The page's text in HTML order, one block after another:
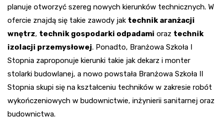
planuje otworzyć szereg nowych kierunków technicznych. W
ofercie znajdą się takie zawody jak technik aranżacji
wnętrz, technik gospodarki odpadami oraz technik
izolacji przemysłowej. Ponadto, Branżowa Szkoła I
Stopnia zaproponuje kierunki takie jak dekarz i monter
stolarki budowlanej, a nowo powstała Branżowa Szkoła II
Stopnia skupi się na kształceniu techników w zakresie robót
wykończeniowych w budownictwie, inżynierii sanitarnej oraz
budownictwa.